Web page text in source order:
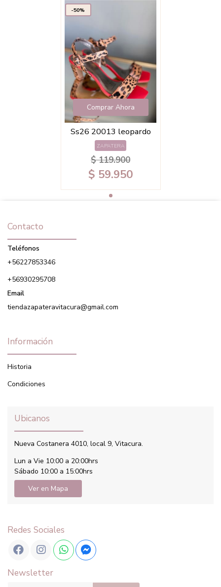
-50%
Comprar Ahora
Ss26 20013 leopardo
ZAPATERA
$ 119.900
$ 59.950
Contacto
Teléfonos
+56227853346
+56930295708
Email
tiendazapateravitacura@gmail.com
Información
Historia
Condiciones
Ubicanos
Nueva Costanera 4010, local 9, Vitacura.
Lun a Vie 10:00 a 20:00hrs
Sábado 10:00 a 15:00hrs
Ver en Mapa
Redes Sociales
Newsletter